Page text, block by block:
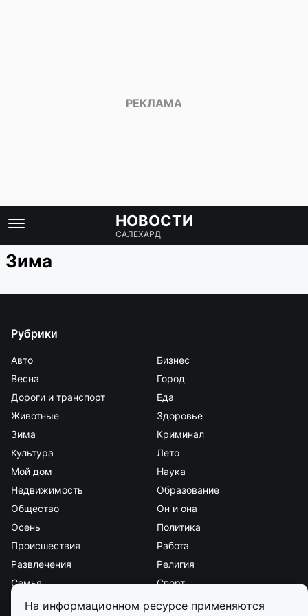
На информационном ресурсе применяются
НОВОСТИ
САЛЕХАРД
Зима
Рубрики
Авто
Бизнес
Весна
Город
Дороги и транспорт
Еда
Животные
Здоровье
Зима
Криминал
Культура
Лето
Мой дом
Наука
Недвижимость
Образование
Общество
Он и она
Осень
Политика
Происшествия
Работа
Развлечения
Религия
Семья
Спорт
Стиль и красота
Страна и мир